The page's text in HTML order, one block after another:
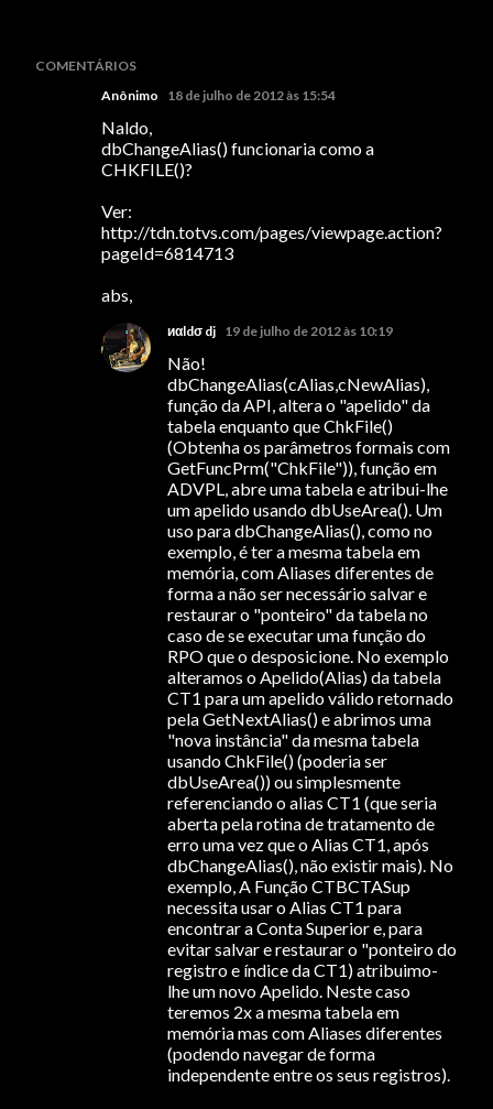
COMENTÁRIOS
Anônimo
18 de julho de 2012 às 15:54
Naldo,
dbChangeAlias() funcionaria como a
CHKFILE()?
Ver:
http://tdn.totvs.com/pages/viewpage.action?
pageId=6814713
abs,
иαldσ dj 19 de julho de 2012 às 10:19
Não!
dbChangeAlias(cAlias,cNewAlias),
função da API, altera o "apelido" da
tabela enquanto que ChkFile()
(Obtenha os parâmetros formais com
GetFuncPrm("ChkFile")), função em
ADVPL, abre uma tabela e atribui-lhe
um apelido usando dbUseArea(). Um
uso para dbChangeAlias(), como no
exemplo, é ter a mesma tabela em
memória, com Aliases diferentes de
forma a não ser necessário salvar e
restaurar o "ponteiro" da tabela no
caso de se executar uma função do
RPO que o desposicione. No exemplo
alteramos o Apelido(Alias) da tabela
CT1 para um apelido válido retornado
pela GetNextAlias() e abrimos uma
"nova instância" da mesma tabela
usando ChkFile() (poderia ser
dbUseArea()) ou simplesmente
referenciando o alias CT1 (que seria
aberta pela rotina de tratamento de
erro uma vez que o Alias CT1, após
dbChangeAlias(), não existir mais). No
exemplo, A Função CTBCTASup
necessita usar o Alias CT1 para
encontrar a Conta Superior e, para
evitar salvar e restaurar o "ponteiro do
registro e índice da CT1) atribuimo-
lhe um novo Apelido. Neste caso
teremos 2x a mesma tabela em
memória mas com Aliases diferentes
(podendo navegar de forma
independente entre os seus registros).